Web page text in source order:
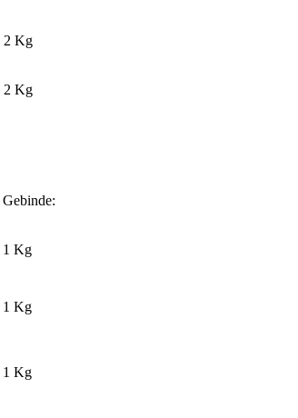
2 Kg
2 Kg
Gebinde:
1 Kg
1 Kg
1 Kg